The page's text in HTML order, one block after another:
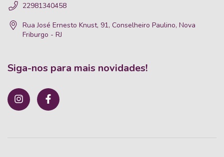
22981340458
Rua José Ernesto Knust, 91, Conselheiro Paulino, Nova
Friburgo - RJ
Siga-nos para mais novidades!